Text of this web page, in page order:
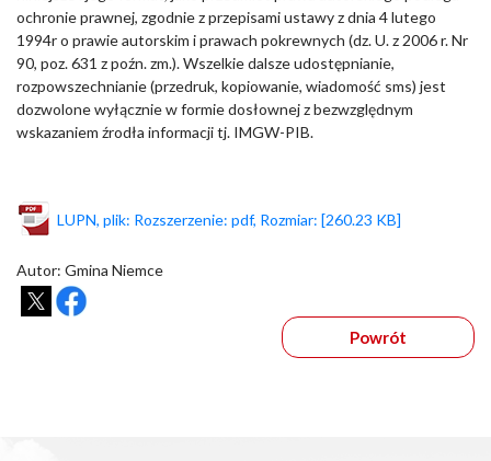
ochronie prawnej, zgodnie z przepisami ustawy z dnia 4 lutego
1994r o prawie autorskim i prawach pokrewnych (dz. U. z 2006 r. Nr
90, poz. 631 z poźn. zm.). Wszelkie dalsze udostępnianie,
rozpowszechnianie (przedruk, kopiowanie, wiadomość sms) jest
dozwolone wyłącznie w formie dosłownej z bezwzględnym
wskazaniem źrodła informacji tj. IMGW-PIB.
LUPN, plik: Rozszerzenie: pdf, Rozmiar: [260.23 KB]
Autor: Gmina Niemce
Powrót